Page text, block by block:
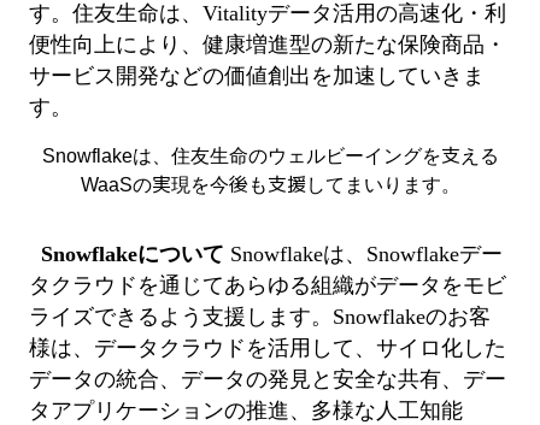
す。住友生命は、Vitalityデータ活用の高速化・利
便性向上により、健康増進型の新たな保険商品・
サービス開発などの価値創出を加速していきま
す。
Snowflakeは、住友生命のウェルビーイングを支える
WaaSの実現を今後も支援してまいります。
Snowflakeについて Snowflakeは、Snowflakeデー
タクラウドを通じてあらゆる組織がデータをモビ
ライズできるよう支援します。Snowflakeのお客
様は、データクラウドを活用して、サイロ化した
データの統合、データの発見と安全な共有、デー
タアプリケーションの推進、多様な人工知能